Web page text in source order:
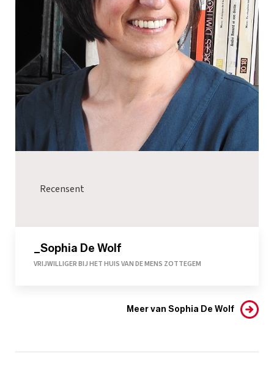
Recensent
_Sophia De Wolf
VRIJWILLIGER BIJ HET HUIS VAN DE MENS ZOTTEGEM
Meer van Sophia De Wolf